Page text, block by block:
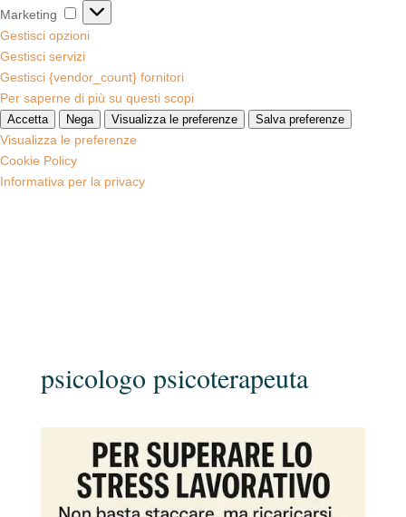
Marketing
Marketing
Gestisci opzioni
Gestisci servizi
Gestisci {vendor_count} fornitori
Per saperne di più su questi scopi
Accetta Nega Visualizza le preferenze Salva preferenze
Visualizza le preferenze
Cookie Policy
Informativa per la privacy
psicologo psicoterapeuta